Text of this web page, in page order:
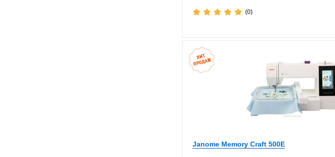
(0)
Janome Memory Craft 500E